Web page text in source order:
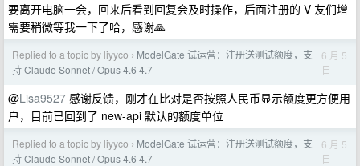
要离开电脑一会，回来后看到回复会及时操作，后面注册的 V 友们增
需要稍微等我一下了哈，感谢🙏
Replied to a topic by liyyco › ModelGate 试运营：注册送测试额度，支
持 Claude Sonnet / Opus 4.6 4.7
6 月 5
日
@Lisa9527 感谢反馈，刚才在比对是否按照人民币显示额度更方便用
户，目前已回到了 new-api 默认的额度单位
Replied to a topic by liyyco › ModelGate 试运营：注册送测试额度，支
持 Claude Sonnet / Opus 4.6 4.7
6 月 5
日